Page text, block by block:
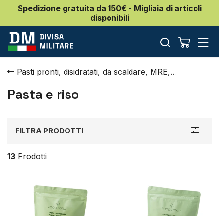
Spedizione gratuita da 150€ - Migliaia di articoli
disponibili
Pasti pronti, disidratati, da scaldare, MRE,...
Pasta e riso
Toggle
FILTRA PRODOTTI
13 Prodotti